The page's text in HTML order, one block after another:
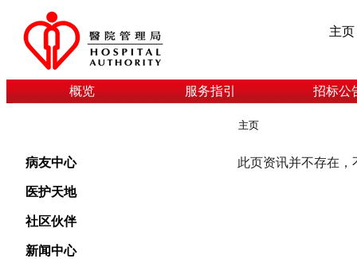
主页
概览 服务指引 招标公
病友中心
医护天地
社区伙伴
新闻中心
主页